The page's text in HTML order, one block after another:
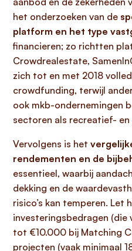
het onderzoeken van de
platform en het type
financieren; zo richtten
Crowdrealestate,
zich tot en met 2018
crowdfunding, terwijl
ook mkb-ondernemingen
sectoren als recreatief-
Vervolgens is het
rendementen en de
essentieel, waarbij
dekking en de
risico’s kan temperen. Let
investeringsbedragen (die
tot €10.000 bij Matching
projecten (vaak minimaal